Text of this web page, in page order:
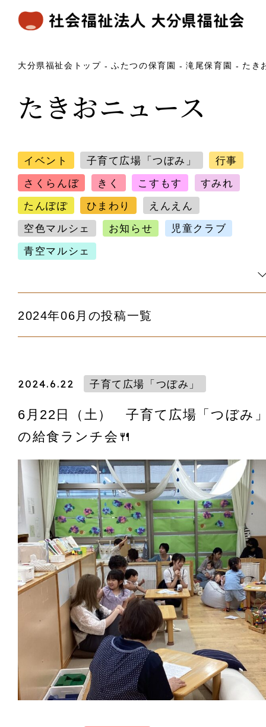
大分県福祉会トップ ふたつの保育園 滝尾保育園 たき
たきおニュース
イベント 子育て広場「つぼみ」 行事
さくらんぼ きく こすもす すみれ
たんぽぽ ひまわり えんえん
空色マルシェ お知らせ 児童クラブ
青空マルシェ
2024年06月の投稿一覧
2024.6.22 子育て広場「つぼみ」
6月22日（土） 子育て広場「つぼみ
の給食ランチ会🍴